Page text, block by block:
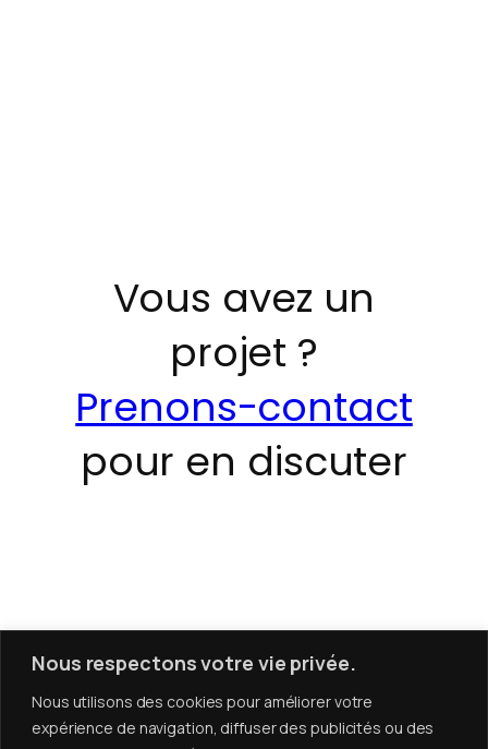
Nous respectons votre vie privée.
Nous utilisons des cookies pour améliorer votre
expérience de navigation, diffuser des publicités ou des
Vous avez un
projet ?
Prenons-contact
pour en discuter
Aux côtés de celles et ceux qui font les